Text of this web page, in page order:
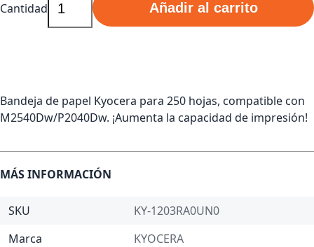
Cantidad Añadir al carrito
Bandeja de papel Kyocera para 250 hojas, compatible con
M2540Dw/P2040Dw. ¡Aumenta la capacidad de impresión!
MÁS INFORMACIÓN
SKU
KY-1203RA0UN0
Marca
KYOCERA